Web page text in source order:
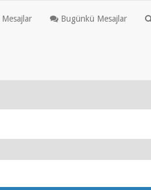
Mesajlar Bugünkü Mesajlar